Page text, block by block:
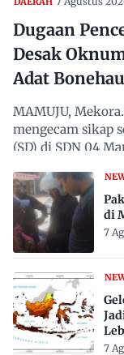
Dugaan
Desak
Adat Bonehau
MAMUJU,
mengecam sikap
(SD) di SDN 04
di
7
7